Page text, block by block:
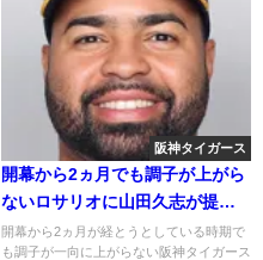
阪神タイガース
開幕から2ヵ月でも調子が上がら
ないロサリオに山田久志が提言
2018年5月22日
開幕から2ヵ月が経とうとしている時期で
も調子が一向に上がらない阪神タイガース